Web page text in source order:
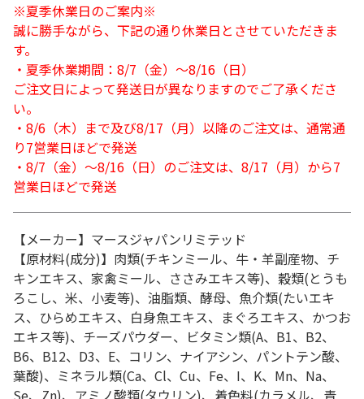
※夏季休業日のご案内※
誠に勝手ながら、下記の通り休業日とさせていただきま
す。
・夏季休業期間：8/7（金）～8/16（日）
ご注文日によって発送日が異なりますのでご了承くださ
い。
・8/6（木）まで及び8/17（月）以降のご注文は、通常通
り7営業日ほどで発送
・8/7（金）～8/16（日）のご注文は、8/17（月）から7
営業日ほどで発送
【メーカー】マースジャパンリミテッド
【原材料(成分)】肉類(チキンミール、牛・羊副産物、チ
キンエキス、家禽ミール、ささみエキス等)、穀類(とうも
ろこし、米、小麦等)、油脂類、酵母、魚介類(たいエキ
ス、ひらめエキス、白身魚エキス、まぐろエキス、かつお
エキス等)、チーズパウダー、ビタミン類(A、B1、B2、
B6、B12、D3、E、コリン、ナイアシン、パントテン酸、
葉酸)、ミネラル類(Ca、Cl、Cu、Fe、I、K、Mn、Na、
Se、Zn)、アミノ酸類(タウリン)、着色料(カラメル、青